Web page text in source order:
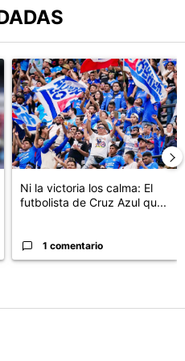
título "Revelan un detalle clave
Un artículo de tendencia con el
Ni la victoria los calma: El
futbolista de Cruz Azul qu...
1 comentario